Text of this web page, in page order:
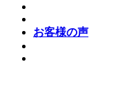
お客様の声